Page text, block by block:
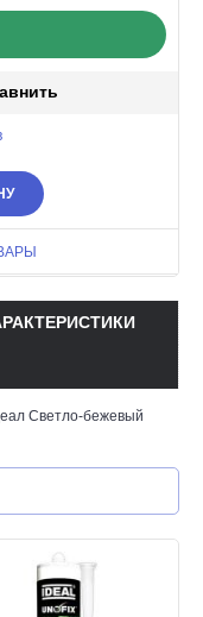
Светло-бежевый